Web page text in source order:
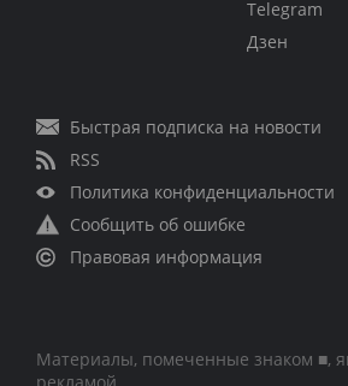
Telegram
Дзен
Быстрая подписка на новости
RSS
Политика конфиденциальности
Сообщить об ошибке
Правовая информация
Материалы, помеченные знаком ■,